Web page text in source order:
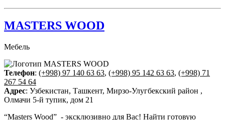
MASTERS WOOD
Мебель
Телефон: (+998) 97 140 63 63, (+998) 95 142 63 63, (+998) 71
267 54 64
Адрес: Узбекистан, Ташкент, Мирзо-Улугбекский район ,
Олмачи 5-й тупик, дом 21
“Masters Wood” - эксклюзивно для Вас! Найти готовую